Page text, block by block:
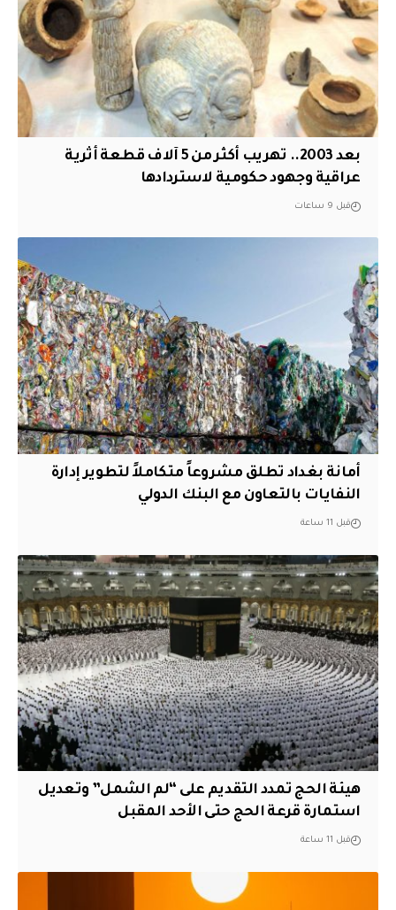
بعد 2003.. تهريب أكثر من 5 آلاف قطعة أثرية
عراقية وجهود حكومية لاستردادها
قبل 9 ساعات
أمانة بغداد تطلق مشروعاً متكاملاً لتطوير إدارة
النفايات بالتعاون مع البنك الدولي
قبل 11 ساعة
هيئة الحج تمدد التقديم على “لم الشمل” وتعديل
استمارة قرعة الحج حتى الأحد المقبل
قبل 11 ساعة